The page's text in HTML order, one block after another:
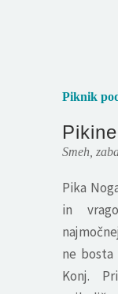
Piknik
Smeh,
Pika
in
ne
Konj.